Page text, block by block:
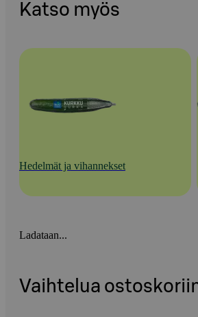
Katso myös
Hedelmät ja vihannekset
Ladataan...
Vaihtelua